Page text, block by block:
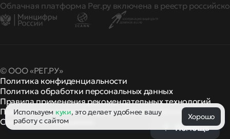
Облачная платформа Рег.ру включена в реестр
© ООО «РЕГ.РУ»
Политика конфиденциальности
Политика обработки персональных данных
Правила применения рекомендательных технологий
Правила пользования и другиеправила и политики
Сообщить о нарушении
Используем куки, это делает удобнее вашу
работу с сайтом
Хорошо
Помощь